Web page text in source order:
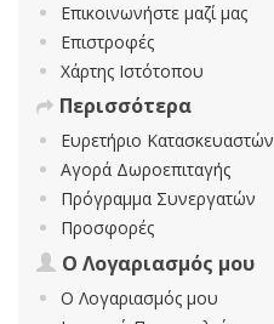
Επικοινωνήστε μαζί μας
Επιστροφές
Χάρτης Ιστότοπου
Περισσότερα
Ευρετήριο Κατασκευαστών
Αγορά Δωροεπιταγής
Πρόγραμμα Συνεργατών
Προσφορές
Ο Λογαριασμός μου
Ο Λογαριασμός μου